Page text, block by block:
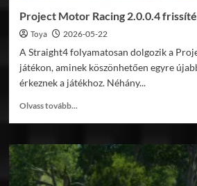
Project Motor Racing 2.0.0.4
Toya 2026-05-22
A Straight4 folyamatosan dolgozik a
játékon, aminek köszönhetően egyre
érkeznek a játékhoz. Néhány...
Olvass tovább...
Project
Motor
Racing
2.0.0.4